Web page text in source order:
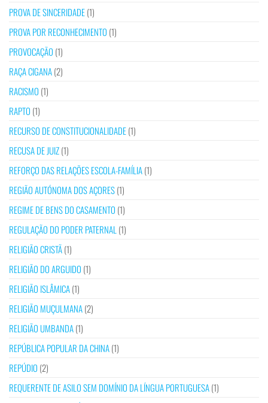
PROVA DE SINCERIDADE(1)
PROVA POR RECONHECIMENTO (1)
PROVOCAÇÃO (1)
RAÇA CIGANA(2)
RACISMO (1)
RAPTO (1)
RECURSO DE CONSTITUCIONALIDADE(1)
RECUSA DE JUIZ(1)
REFORÇO DAS RELAÇÕES ESCOLA-FAMÍLIA(1)
REGIÃO AUTÓNOMA DOS AÇORES(1)
REGIME DE BENS DO CASAMENTO (1)
REGULAÇÃO DO PODER PATERNAL (1)
RELIGIÃO CRISTÃ(1)
RELIGIÃO DO ARGUIDO (1)
RELIGIÃO ISLÂMICA(1)
RELIGIÃO MUÇULMANA(2)
RELIGIÃO UMBANDA(1)
REPÚBLICA POPULAR DA CHINA(1)
REPÚDIO (2)
REQUERENTE DE ASILO SEM DOMÍNIO DA LÍNGUA PORTUGUESA(1)